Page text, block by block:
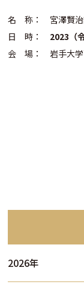
名 称： 宮澤賢治
日 時： 2023（
会 場： 岩手大学
2026年